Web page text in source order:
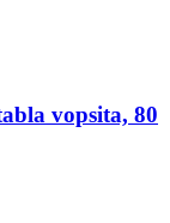
vopsita, 80